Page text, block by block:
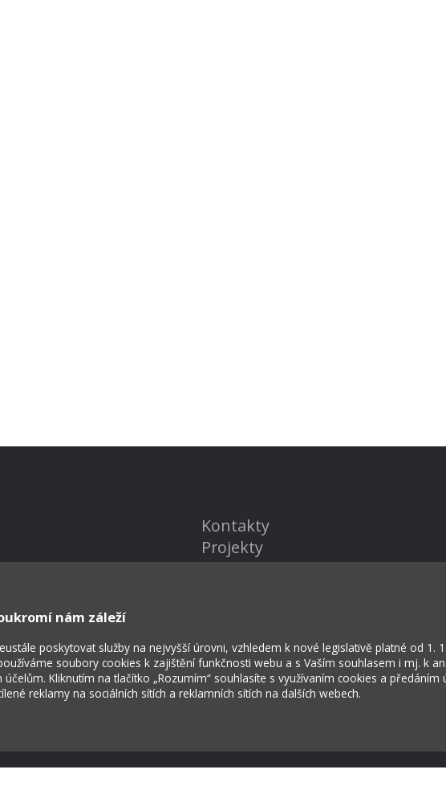
nám záleží
poskytovat služby na nejvyšší úrovni, vzhledem k nové legislativě platné od 1.
soubory cookies k zajištění funkčnosti webu a s Vaším souhlasem i mj. k
Kliknutím na tlačítko „Rozumím“ souhlasíte s využívaním cookies a
reklamy na sociálních sítích a reklamních sítích na dalších webech.
Kontakty
Projekty
Virtuální prohlídka
Mateřská škola Ostrožská Lhota
stránek weboa.cz